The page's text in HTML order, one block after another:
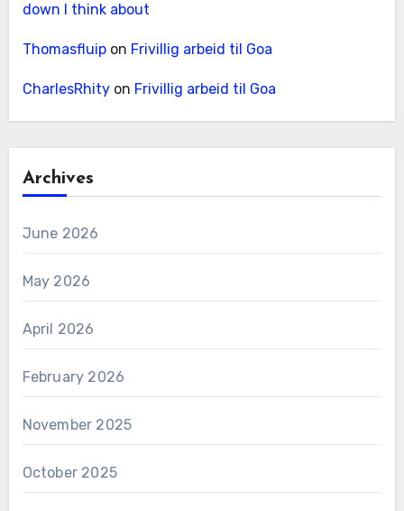
down I think about
Thomasfluipon Frivillig arbeid til Goa
CharlesRhityon Frivillig arbeid til Goa
Archives
June 2026
May 2026
April 2026
February 2026
November 2025
October 2025